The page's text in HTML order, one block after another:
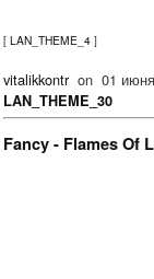
[ LAN_THEME_4 ]
vitalikkontron 01
LAN_THEME_30
Fancy - Flames Of